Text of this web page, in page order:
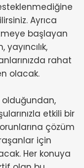
Ayrıca
başlayan
rahat
olacak.
olduğundan,
etkili bir
çözüm
için
Her konuya